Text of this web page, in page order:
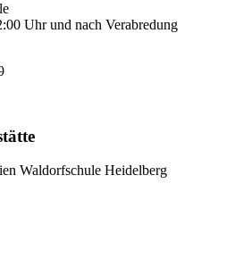
Uhr und nach Verabredung
Waldorfschule Heidelberg